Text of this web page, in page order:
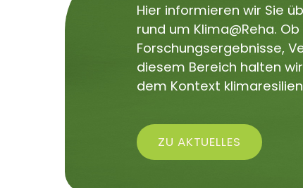
Hier informieren wir Sie
rund um Klima@Reha.
Forschungsergebnisse,
diesem Bereich halten
dem Kontext
ZU AKTUELLES